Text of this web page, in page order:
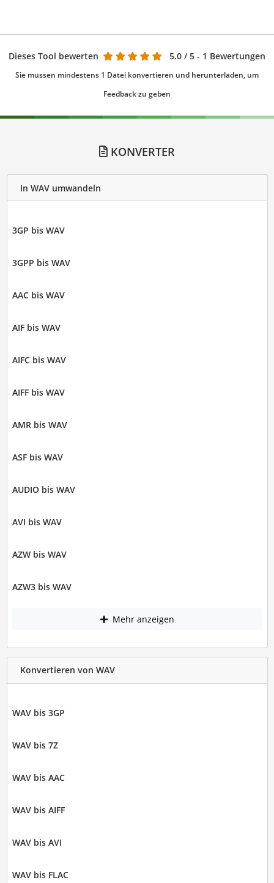
Dieses Tool bewerten 5.0 / 5 - 1 Bewertungen
Sie müssen mindestens 1 Datei konvertieren und herunterladen, um
Feedback zu geben
KONVERTER
In WAV umwandeln
3GP bis WAV
3GPP bis WAV
AAC bis WAV
AIF bis WAV
AIFC bis WAV
AIFF bis WAV
AMR bis WAV
ASF bis WAV
AUDIO bis WAV
AVI bis WAV
AZW bis WAV
AZW3 bis WAV
Mehr anzeigen
Konvertieren von WAV
WAV bis 3GP
WAV bis 7Z
WAV bis AAC
WAV bis AIFF
WAV bis AVI
WAV bis FLAC